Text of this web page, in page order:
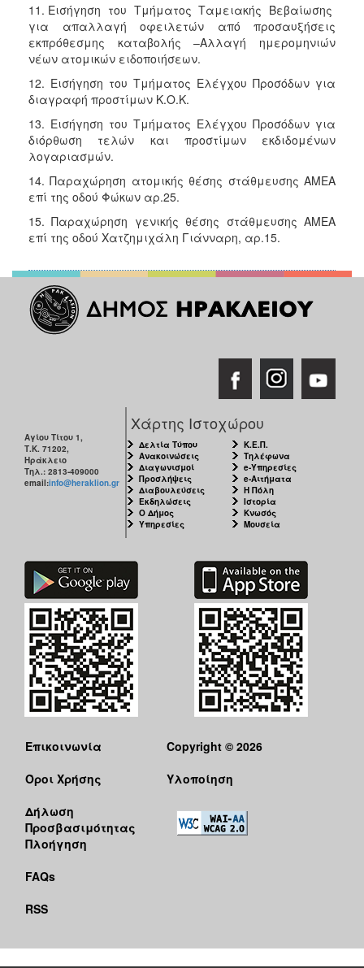
11. Εισήγηση του Τμήματος Ταμειακής Βεβαίωσης
για απαλλαγή οφειλετών από προσαυξήσεις
εκπρόθεσμης καταβολής –Αλλαγή ημερομηνιών
νέων ατομικών ειδοποιήσεων.
12. Εισήγηση του Τμήματος Ελέγχου Προσόδων για
διαγραφή προστίμων Κ.Ο.Κ.
13. Εισήγηση του Τμήματος Ελέγχου Προσόδων για
διόρθωση τελών και προστίμων εκδιδομένων
λογαριασμών.
14. Παραχώρηση ατομικής θέσης στάθμευσης ΑΜΕΑ
επί της οδού Φώκων αρ.25.
15. Παραχώρηση γενικής θέσης στάθμευσης ΑΜΕΑ
επί της οδού Χατζημιχάλη Γιάνναρη, αρ.15.
Αγίου Τίτου 1,
Τ.Κ. 71202,
Ηράκλειο
Τηλ.: 2813-409000
email:info@heraklion.gr
Χάρτης Ιστοχώρου
Δελτία Τύπου
Ανακοινώσεις
Διαγωνισμοί
Προσλήψεις
Διαβουλεύσεις
Εκδηλώσεις
Ο Δήμος
Υπηρεσίες
Κ.Ε.Π.
Τηλέφωνα
e-Υπηρεσίες
e-Αιτήματα
Η Πόλη
Ιστορία
Κνωσός
Μουσεία
Επικοινωνία
Όροι Χρήσης
Δήλωση
Προσβασιμότητας
Πλοήγηση
FAQs
RSS
Copyright © 2026
Υλοποίηση